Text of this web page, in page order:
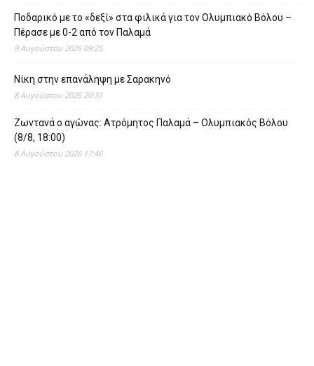
Ποδαρικό με το «δεξί» στα φιλικά για τον Ολυμπιακό Βόλου –
Πέρασε με 0-2 από τον Παλαμά
9 Αυγούστου 2026 09:25
Νίκη στην επανάληψη με Σαρακηνό
8 Αυγούστου 2026 20:31
Ζωντανά ο αγώνας: Ατρόμητος Παλαμά – Ολυμπιακός Βόλου
(8/8, 18:00)
8 Αυγούστου 2026 17:46